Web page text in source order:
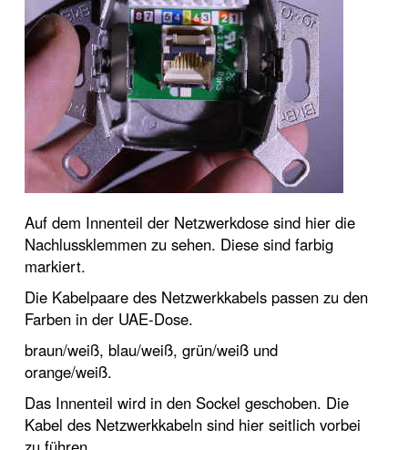
Auf dem Innenteil der Netzwerkdose sind hier die
Nachlussklemmen zu sehen. Diese sind farbig
markiert.
Die Kabelpaare des Netzwerkkabels passen zu den
Farben in der UAE-Dose.
braun/weiß, blau/weiß, grün/weiß und
orange/weiß.
Das Innenteil wird in den Sockel geschoben. Die
Kabel des Netzwerkkabeln sind hier seitlich vorbei